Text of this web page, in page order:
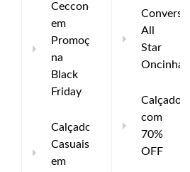
Cecconello
em
Promoção
na
Black
Friday
Calçados
Casuais
em
Converse
All
Star
Oncinha
Calçados
com
70%
OFF